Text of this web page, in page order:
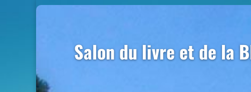
Salon du livre et de la